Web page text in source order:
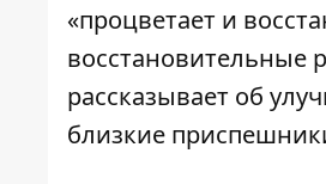
«процветает и
восстановительные
рассказывает об
близкие